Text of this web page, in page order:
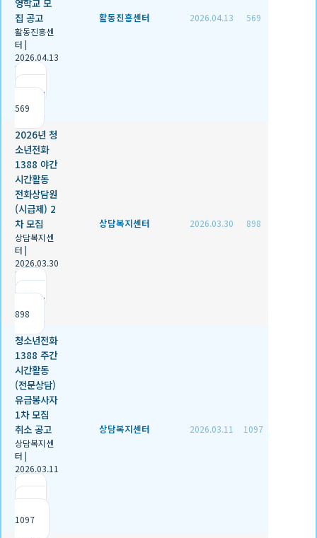
영학교 모
집 공고
활동진흥센
터 |
2026.04.13
|
조회
569
활동진흥센터 2026.04.13 569
2026년 청
소년전화
1388 야간
시간활동
전화상담원
(시급제) 2
차 모집
상담복지센
터 |
2026.03.30
|
조회
898
상담복지센터 2026.03.30 898
청소년전화
1388 주간
시간활동
(전문상담)
유급봉사자
1차 모집
취소 공고
상담복지센
터 |
2026.03.11
|
1097
상담복지센터 2026.03.11 1097